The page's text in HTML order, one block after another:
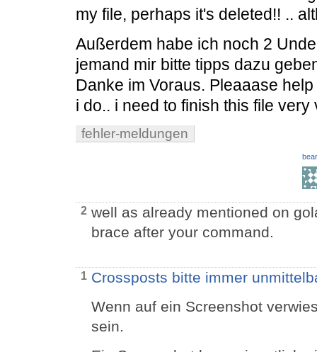
my file, perhaps it's deleted!! ..
Außerdem habe ich noch 2
jemand mir bitte tipps dazu
Danke im Voraus. Pleaaase
i do.. i need to finish this file
fehler-meldungen
2 well as already mentioned on
brace after your command.
1 Crossposts bitte immer
Wenn auf ein Screenshot
sein.